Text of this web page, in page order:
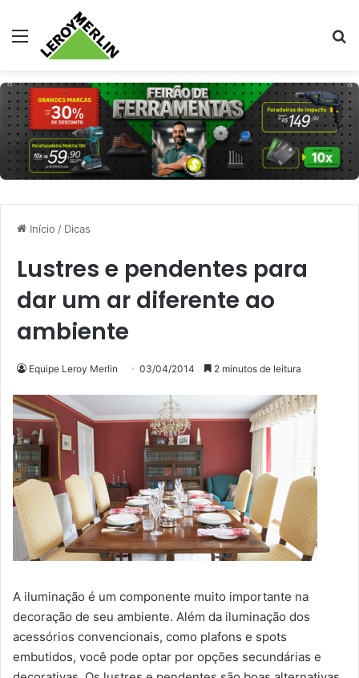
Menu
Início / Dicas
Lustres e pendentes para
dar um ar diferente ao
ambiente
Equipe Leroy Merlin 03/04/2014 2 minutos de leitura
A iluminação é um componente muito importante na
decoração de seu ambiente. Além da iluminação dos
acessórios convencionais, como plafons e spots
embutidos, você pode optar por opções secundárias e